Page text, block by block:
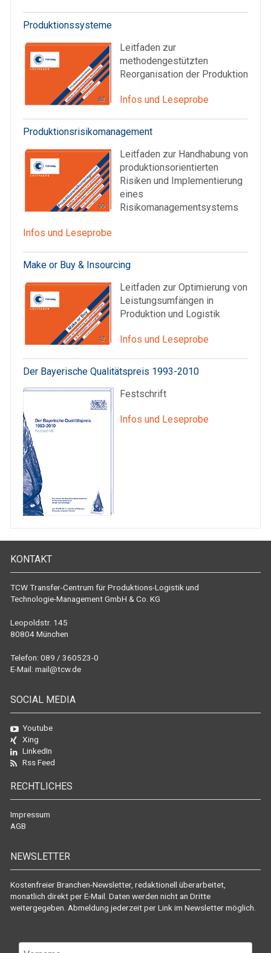
Produktionssysteme
Leitfaden zur
methodengestützten
Reorganisation der Produktion
Infos und Leseprobe
Produktionsrisikomanagement
Leitfaden zur Handhabung von
produktionsorientierten
Risiken und Implementierung
eines
Risikomanagementsystems
Infos und Leseprobe
Make or Buy & Insourcing
Leitfaden zur Optimierung von
Leistungsumfängen in
Produktion und Logistik
Infos und Leseprobe
Der Bayerische Qualitätspreis 1993-2010
Festschrift
Infos und Leseprobe
KONTAKT
TCW Transfer-Centrum für Produktions-Logistik und
Technologie-Management GmbH & Co. KG
Leopoldstr. 145
80804 München
Telefon: 089 / 360523-0
E-Mail: mail@tcw.de
SOCIAL MEDIA
Youtube
Xing
LinkedIn
Rss Feed
RECHTLICHES
Impressum
AGB
NEWSLETTER
Kostenfreier Branchen-Newsletter, redaktionell überarbeitet,
monatlich direkt per E-Mail. Daten werden nicht an Dritte
weitergegeben. Abmeldung jederzeit per Link im Newsletter möglich.